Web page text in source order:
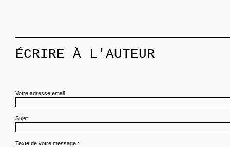
ÉCRIRE À L'AUTEUR
Votre adresse email
Sujet
Texte de votre message :